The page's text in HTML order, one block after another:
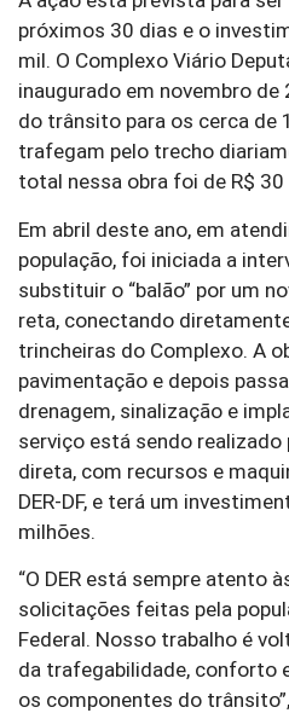
próximos 30 dias e o
mil. O Complexo Viário
inaugurado em novembro
do trânsito para os cerca
trafegam pelo trecho
total nessa obra foi de R$ 30
Em abril deste ano, em
população, foi iniciada a
substituir o “balão” por um
reta, conectando
trincheiras do Complexo. A
pavimentação e depois
drenagem, sinalização e
serviço está sendo
direta, com recursos e
DER-DF, e terá um
milhões.
“O DER está sempre atento
solicitações feitas pela
Federal. Nosso trabalho é
da trafegabilidade, conforto
os componentes do